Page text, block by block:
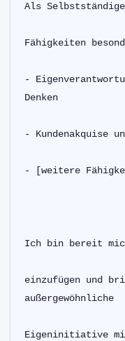
Als
Fähigkeiten
-
Denken
- Kundenakquise
- [weitere
Ich bin bereit
einzufügen und
außergewöhnliche
Eigeninitiative